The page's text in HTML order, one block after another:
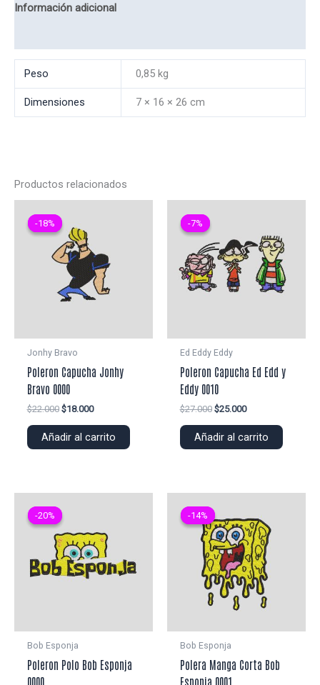
Información adicional
Peso 0,85 kg
Dimensiones 7 × 16 × 26 cm
Productos relacionados
-18%
-18%
Jonhy Bravo
Poleron Capucha Jonhy
Bravo 0000
$22.000 El
original
$18.000El
actual
Añadir al carrito
-7%
-7%
Ed Eddy Eddy
Poleron Capucha Ed Edd y
Eddy 0010
$27.000 El
original
$25.000El
actual
Añadir al carrito
-20%
-20%
Bob Esponja
Poleron Polo Bob Esponja
0000
-14%
-14%
Bob Esponja
Polera Manga Corta Bob
Esponja 0001